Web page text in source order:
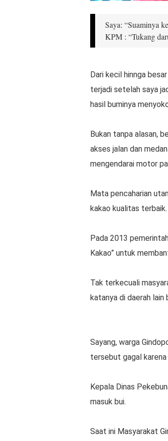
Saya: “Suaminya
KPM : “Tukang
Dari kecil hinnga
terjadi setelah saya
hasil buminya
Bukan tanpa alasan,
akses jalan dan
mengendarai motor
Mata pencaharian
kakao kualitas
Pada 2013
Kakao” untuk
Tak terkecuali
katanya di daerah
Sayang, warga
tersebut gagal karena
Kepala Dinas
masuk bui.
Saat ini Masyarakat